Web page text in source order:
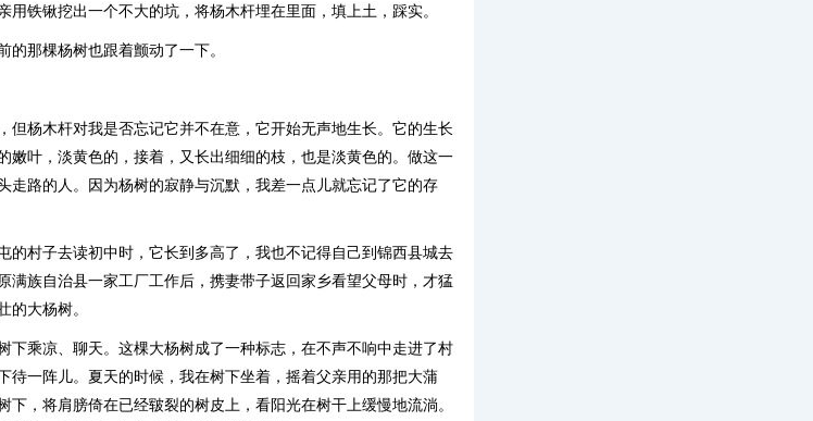
铁锹挖出一个不大的坑，将杨木杆埋在里面，填上土，踩实。
那棵杨树也跟着颤动了一下。
但杨木杆对我是否忘记它并不在意，它开始无声地生长。它的生长
嫩叶，淡黄色的，接着，又长出细细的枝，也是淡黄色的。做这一
走路的人。因为杨树的寂静与沉默，我差一点儿就忘记了它的存
的村子去读初中时，它长到多高了，我也不记得自己到锦西县城去
满族自治县一家工厂工作后，携妻带子返回家乡看望父母时，才猛
的大杨树。
下乘凉、聊天。这棵大杨树成了一种标志，在不声不响中走进了村
待一阵儿。夏天的时候，我在树下坐着，摇着父亲用的那把大蒲
，将肩膀倚在已经皲裂的树皮上，看阳光在树干上缓慢地流淌。